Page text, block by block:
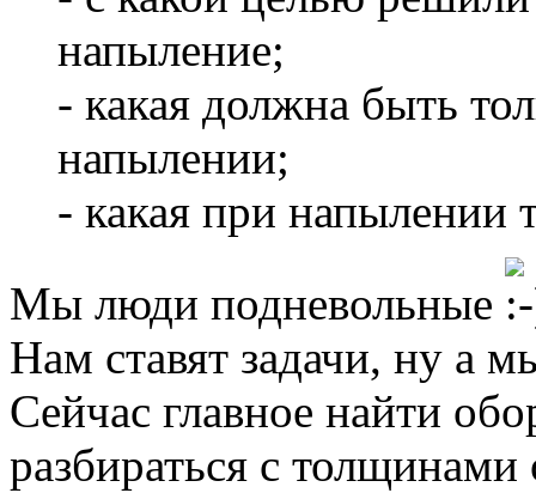
напыление;
- какая должна быть
напылении;
- какая при напылении
Мы люди подневольные
Нам ставят задачи, ну а
Сейчас главное найти
разбираться с